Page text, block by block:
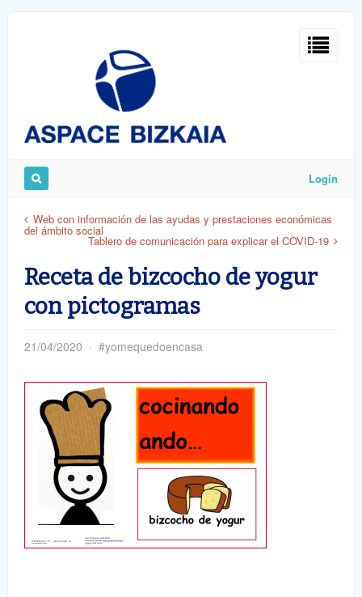
Remember
Me
Login
Web con información de las ayudas y prestaciones económicas
del ámbito social
Tablero de comunicación para explicar el COVID-19
Receta de bizcocho de yogur
con pictogramas
21/04/2020 #yomequedoencasa